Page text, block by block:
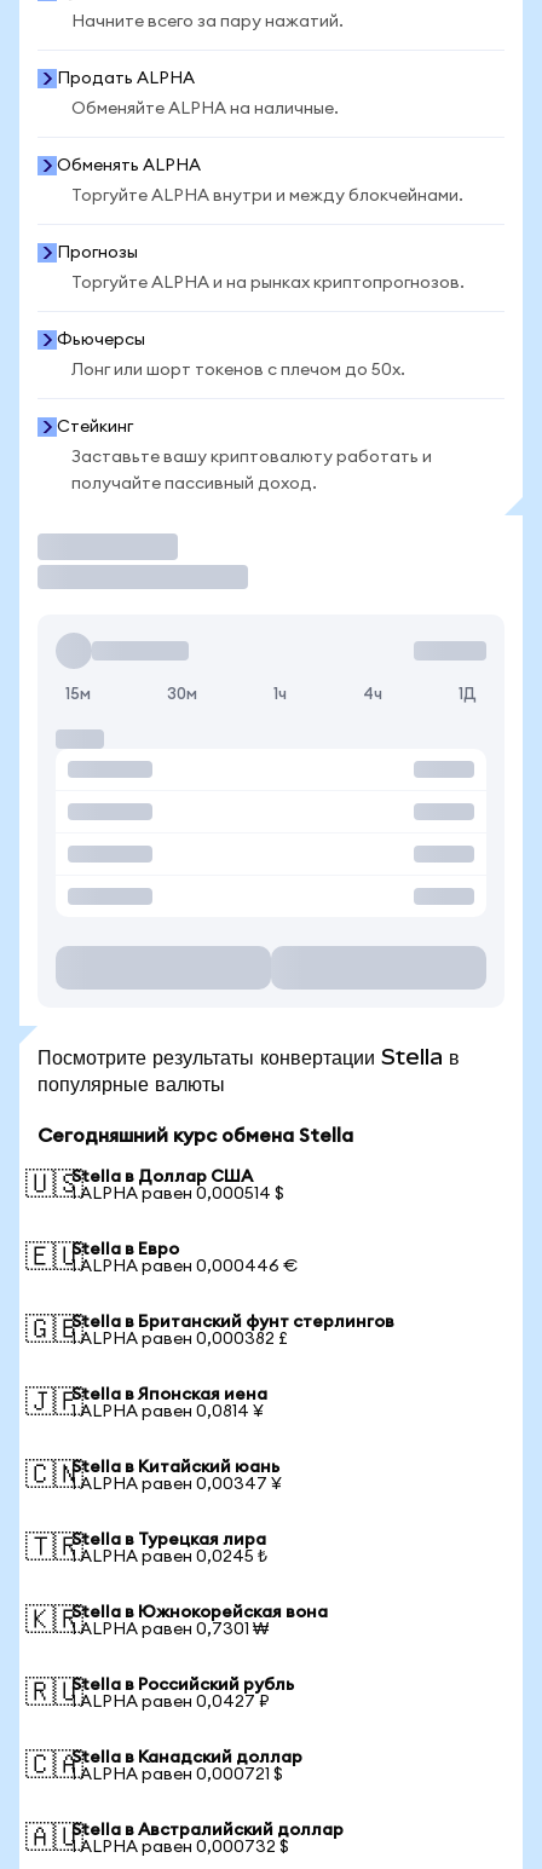
Начните всего за пару нажатий.
Продать ALPHA
Обменяйте ALPHA на наличные.
Обменять ALPHA
Торгуйте ALPHA внутри и между блокчейнами.
Прогнозы
Торгуйте ALPHA и на рынках криптопрогнозов.
Фьючерсы
Лонг или шорт токенов с плечом до 50x.
Стейкинг
Заставьте вашу криптовалюту работать и
получайте пассивный доход.
15м 30м 1ч 4ч 1Д
Посмотрите результаты конвертации Stella в
популярные валюты
Сегодняшний курс обмена Stella
🇺🇸Stella в Доллар США
1 ALPHA равен 0,000514 $
🇪🇺Stella в Евро
1 ALPHA равен 0,000446 €
🇬🇧Stella в Британский фунт стерлингов
1 ALPHA равен 0,000382 £
🇯🇵Stella в Японская иена
1 ALPHA равен 0,0814 ¥
🇨🇳Stella в Китайский юань
1 ALPHA равен 0,00347 ¥
🇹🇷Stella в Турецкая лира
1 ALPHA равен 0,0245 ₺
🇰🇷Stella в Южнокорейская вона
1 ALPHA равен 0,7301 ₩
🇷🇺Stella в Российский рубль
1 ALPHA равен 0,0427 ₽
🇨🇦Stella в Канадский доллар
1 ALPHA равен 0,000721 $
🇦🇺Stella в Австралийский доллар
1 ALPHA равен 0,000732 $